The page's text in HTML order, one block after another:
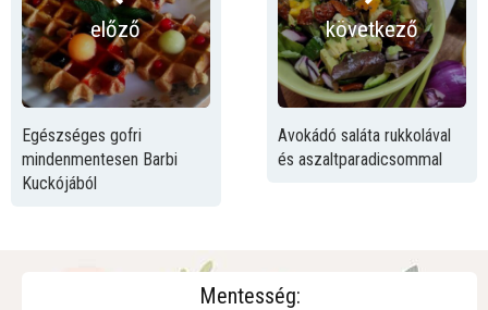
előző
Egészséges gofri
mindenmentesen Barbi
Kuckójából
következő
Avokádó saláta rukkolával
és aszaltparadicsommal
Mentesség: